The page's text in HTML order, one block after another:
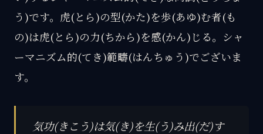
う)です。虎(とら)の型(かた)を歩(あゆ)む者(も
の)は虎(とら)の力(ちから)を感(かん)じる。シャ
ーマニズム的(てき)範疇(はんちゅう)でございま
す。
気功(きこう)は気(き)を生(う)み出(だ)す